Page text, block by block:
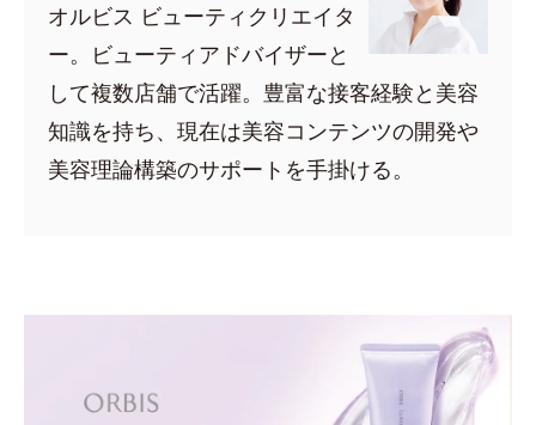
オルビス ビューティクリエイタ
ー。ビューティアドバイザーと
して複数店舗で活躍。豊富な接客経験と美容
知識を持ち、現在は美容コンテンツの開発や
美容理論構築のサポートを手掛ける。